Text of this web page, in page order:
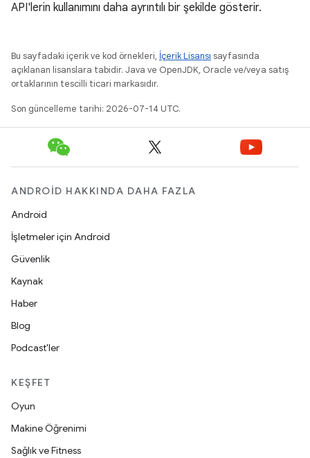
API'lerin kullanımını daha ayrıntılı bir şekilde gösterir.
Bu sayfadaki içerik ve kod örnekleri, İçerik Lisansı sayfasında
açıklanan lisanslara tabidir. Java ve OpenJDK, Oracle ve/veya satış
ortaklarının tescilli ticari markasıdır.
Son güncelleme tarihi: 2026-07-14 UTC.
ANDROID HAKKINDA DAHA FAZLA
Android
İşletmeler için Android
Güvenlik
Kaynak
Haber
Blog
Podcast'ler
KEŞFET
Oyun
Makine Öğrenimi
Sağlık ve Fitness